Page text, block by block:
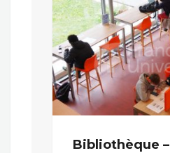
Bibliothèque